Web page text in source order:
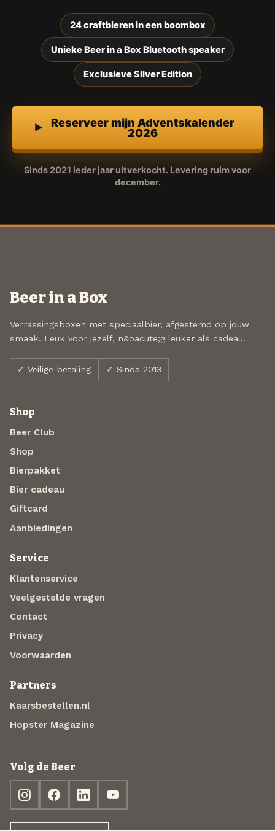
24 craftbieren in een boombox
Unieke Beer in a Box Bluetooth speaker
Exclusieve Silver Edition
Reserveer mijn Adventskalender
2026
Sinds 2021 ieder jaar uitverkocht. Levering ruim voor
december.
Beer in a Box
Verrassingsboxen met speciaalbier, afgestemd op jouw
smaak. Leuk voor jezelf, n&oacute;g leuker als cadeau.
✓ Veilige betaling ✓ Sinds 2013
Shop
Beer Club
Shop
Bierpakket
Bier cadeau
Giftcard
Aanbiedingen
Service
Klantenservice
Veelgestelde vragen
Contact
Privacy
Voorwaarden
Partners
Kaarsbestellen.nl
Hopster Magazine
Volg de Beer